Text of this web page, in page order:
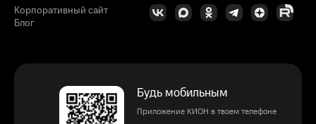
Корпоративный сайт
Блог
Будь мобильным
Приложение КИОН в твоем телефоне